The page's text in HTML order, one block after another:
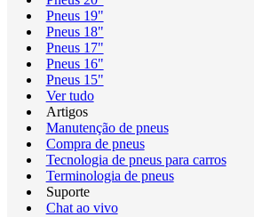
Pneus 19"
Pneus 18"
Pneus 17"
Pneus 16"
Pneus 15"
Ver tudo
Artigos
Manutenção de pneus
Compra de pneus
Tecnologia de pneus para carros
Terminologia de pneus
Suporte
Chat ao vivo